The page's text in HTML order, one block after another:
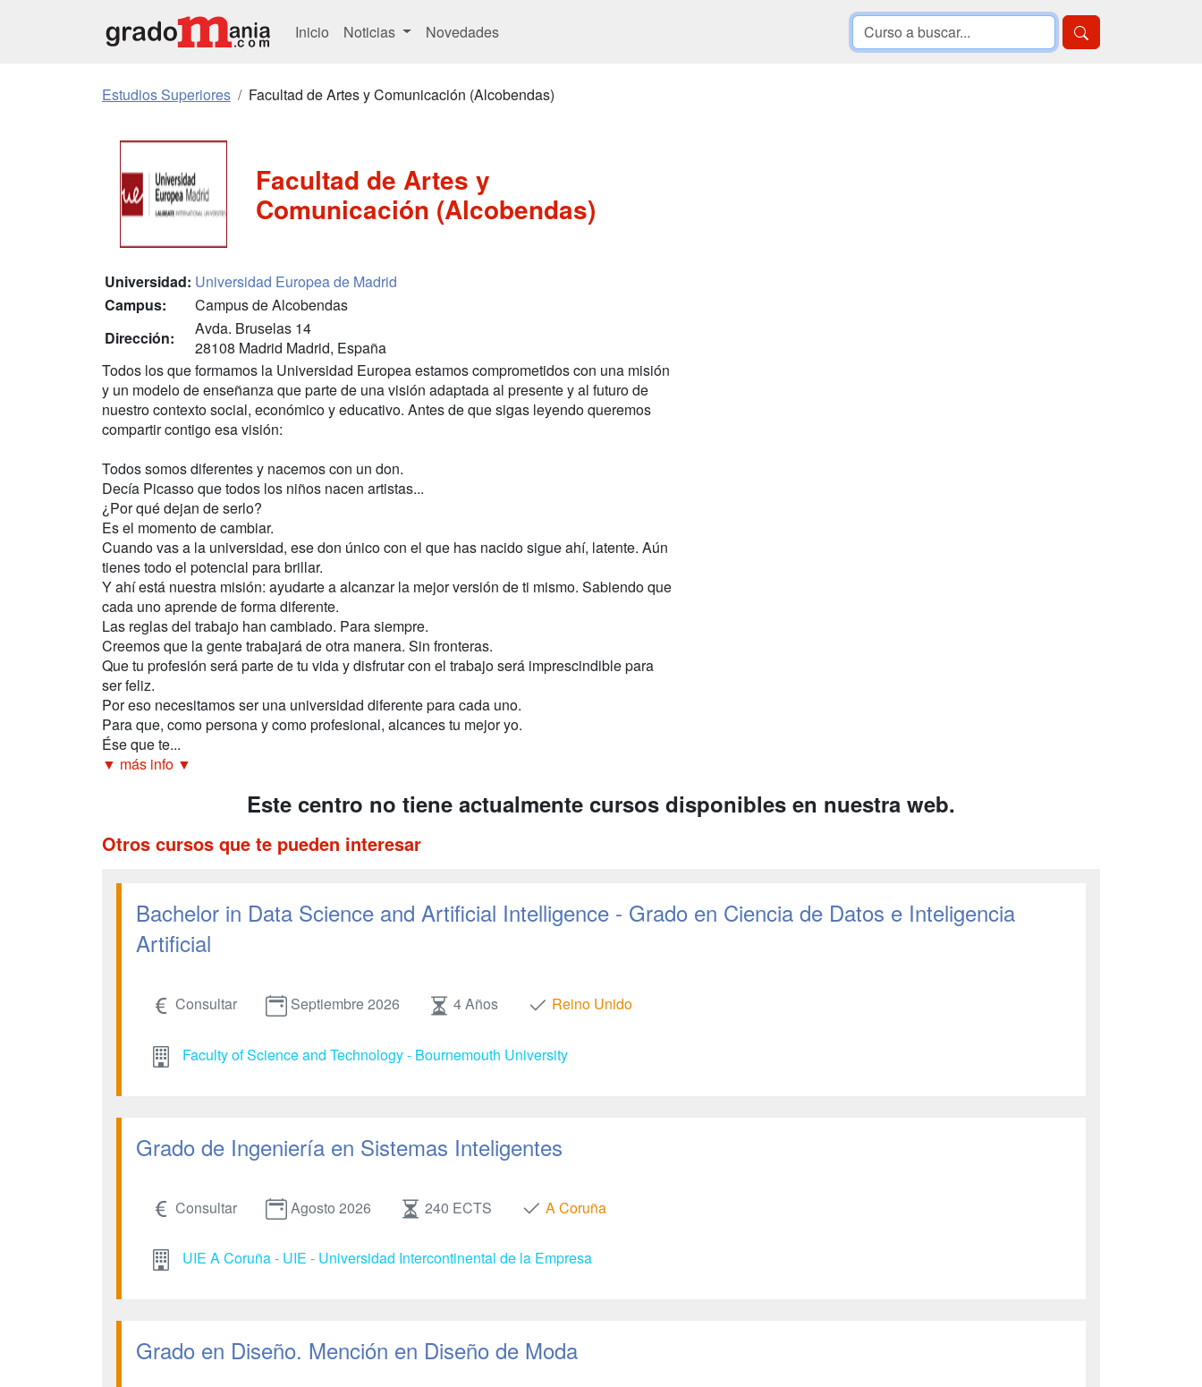
Inicio Noticias Novedades
Estudios Superiores Facultad de Artes y Comunicación (Alcobendas)
Facultad de Artes y
Comunicación (Alcobendas)
Universidad: Universidad Europea de Madrid
Campus:
Campus de Alcobendas
Dirección:
Avda. Bruselas 14
28108 Madrid Madrid, España
Todos los que formamos la Universidad Europea estamos comprometidos con una misión
y un modelo de enseñanza que parte de una visión adaptada al presente y al futuro de
nuestro contexto social, económico y educativo. Antes de que sigas leyendo queremos
compartir contigo esa visión:
Todos somos diferentes y nacemos con un don.
Decía Picasso que todos los niños nacen artistas...
¿Por qué dejan de serlo?
Es el momento de cambiar.
Cuando vas a la universidad, ese don único con el que has nacido sigue ahí, latente. Aún
tienes todo el potencial para brillar.
Y ahí está nuestra misión: ayudarte a alcanzar la mejor versión de ti mismo. Sabiendo que
cada uno aprende de forma diferente.
Las reglas del trabajo han cambiado. Para siempre.
Creemos que la gente trabajará de otra manera. Sin fronteras.
Que tu profesión será parte de tu vida y disfrutar con el trabajo será imprescindible para
ser feliz.
Por eso necesitamos ser una universidad diferente para cada uno.
Para que, como persona y como profesional, alcances tu mejor yo.
Ése que te...
▼ más info ▼
Este centro no tiene actualmente cursos disponibles en nuestra web.
Otros cursos que te pueden interesar
Bachelor in Data Science and Artificial Intelligence - Grado en Ciencia de Datos e Inteligencia
Artificial
Consultar Septiembre 2026 4 Años Reino Unido
Faculty of Science and Technology - Bournemouth University
Grado de Ingeniería en Sistemas Inteligentes
Consultar Agosto 2026 240 ECTS A Coruña
UIE A Coruña - UIE - Universidad Intercontinental de la Empresa
Grado en Diseño. Mención en Diseño de Moda